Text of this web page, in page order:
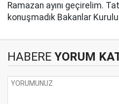
Ramazan ayını geçirelim.
konuşmadık Bakanlar
HABERE YORUM